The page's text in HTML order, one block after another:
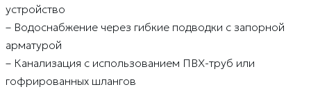
устройство
– Водоснабжение через гибкие подводки с запорной
арматурой
– Канализация с использованием ПВХ-труб или
гофрированных шлангов